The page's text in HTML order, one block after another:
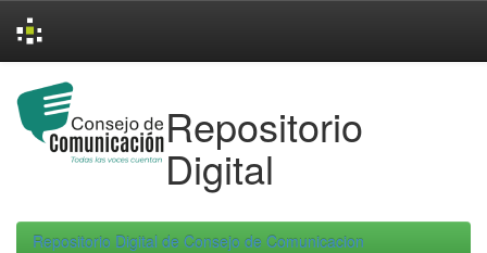
navigation
Repositorio
Digital
Repositorio Digital de Consejo de Comunicacion